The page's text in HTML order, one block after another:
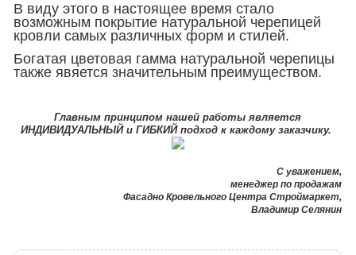
В виду этого в настоящее время стало
возможным покрытие натуральной черепицей
кровли самых различных форм и стилей.
Богатая цветовая гамма натуральной черепицы
также явяется значительным преимуществом.
Главным принципом нашей работы является
ИНДИВИДУАЛЬНЫЙ и ГИБКИЙ подход к каждому заказчику.
С уважением,
менеджер по продажам
Фасадно Кровельного Центра Строймаркет,
Владимир Селянин